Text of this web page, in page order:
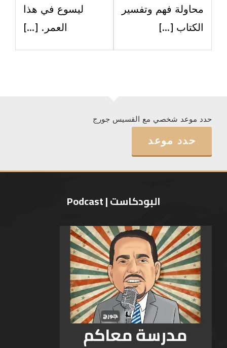
محاولة فهم وتفسير
الكتاب […]
ليسوع في هذا
العمر. […]
حدد موعد شخصي مع القسيس جورج
حدد موعد
البودكاست | Podcast